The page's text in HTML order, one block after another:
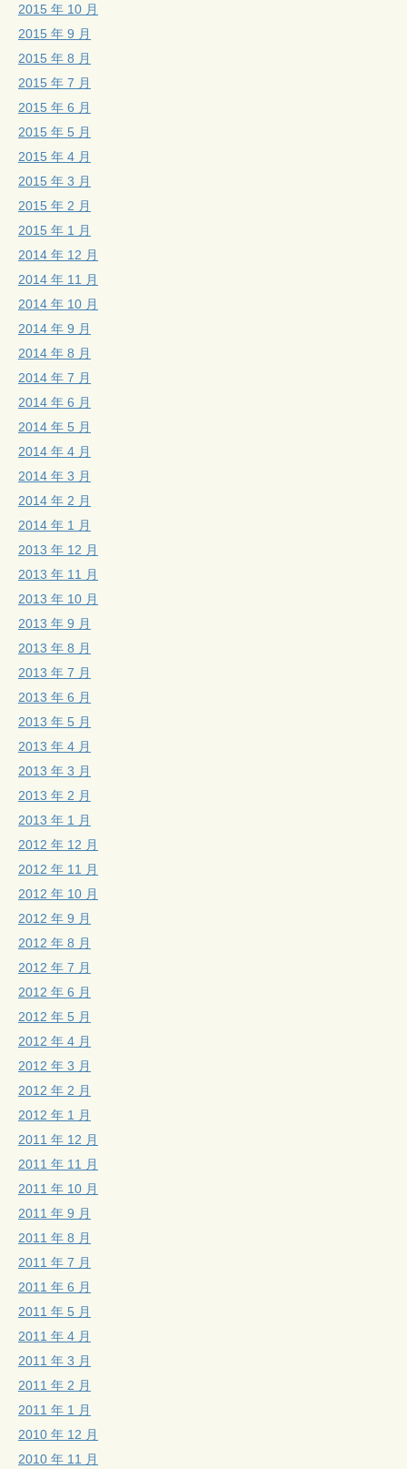
2015 年 10 月
2015 年 9 月
2015 年 8 月
2015 年 7 月
2015 年 6 月
2015 年 5 月
2015 年 4 月
2015 年 3 月
2015 年 2 月
2015 年 1 月
2014 年 12 月
2014 年 11 月
2014 年 10 月
2014 年 9 月
2014 年 8 月
2014 年 7 月
2014 年 6 月
2014 年 5 月
2014 年 4 月
2014 年 3 月
2014 年 2 月
2014 年 1 月
2013 年 12 月
2013 年 11 月
2013 年 10 月
2013 年 9 月
2013 年 8 月
2013 年 7 月
2013 年 6 月
2013 年 5 月
2013 年 4 月
2013 年 3 月
2013 年 2 月
2013 年 1 月
2012 年 12 月
2012 年 11 月
2012 年 10 月
2012 年 9 月
2012 年 8 月
2012 年 7 月
2012 年 6 月
2012 年 5 月
2012 年 4 月
2012 年 3 月
2012 年 2 月
2012 年 1 月
2011 年 12 月
2011 年 11 月
2011 年 10 月
2011 年 9 月
2011 年 8 月
2011 年 7 月
2011 年 6 月
2011 年 5 月
2011 年 4 月
2011 年 3 月
2011 年 2 月
2011 年 1 月
2010 年 12 月
2010 年 11 月